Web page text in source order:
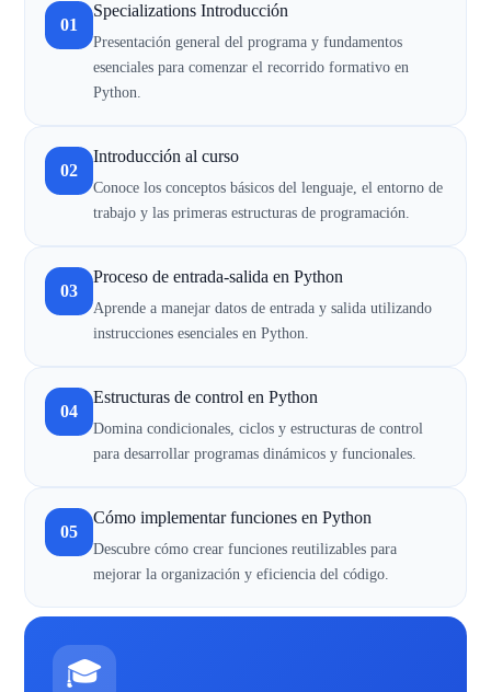
01
Specializations Introducción
Presentación general del programa y fundamentos
esenciales para comenzar el recorrido formativo en
Python.
02
Introducción al curso
Conoce los conceptos básicos del lenguaje, el entorno de
trabajo y las primeras estructuras de programación.
03
Proceso de entrada-salida en Python
Aprende a manejar datos de entrada y salida utilizando
instrucciones esenciales en Python.
04
Estructuras de control en Python
Domina condicionales, ciclos y estructuras de control
para desarrollar programas dinámicos y funcionales.
05
Cómo implementar funciones en Python
Descubre cómo crear funciones reutilizables para
mejorar la organización y eficiencia del código.
🎓